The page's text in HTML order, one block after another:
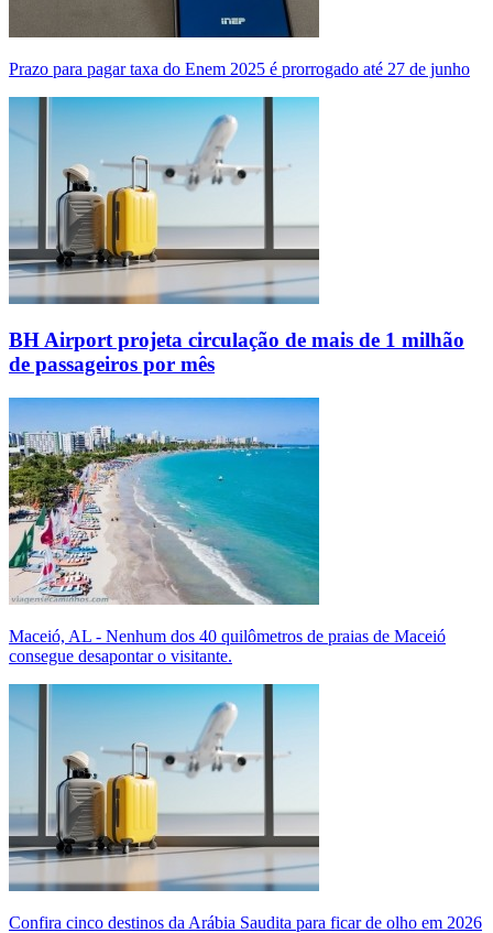
Prazo para pagar taxa do Enem 2025 é prorrogado até 27 de junho
BH Airport projeta circulação de mais de 1 milhão
de passageiros por mês
Maceió, AL - Nenhum dos 40 quilômetros de praias de Maceió
consegue desapontar o visitante.
Confira cinco destinos da Arábia Saudita para ficar de olho em 2026